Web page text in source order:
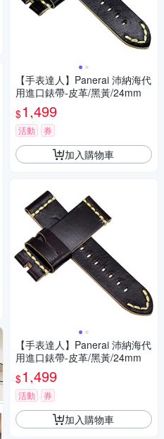
【手表達人】Panerai 沛納海代
用進口錶帶-皮革/黑黃/24mm
$1,499
活動 券
加入購物車
【手表達人】Panerai 沛納海代
用進口錶帶-皮革/黑黃/24mm
$1,499
活動 券
加入購物車